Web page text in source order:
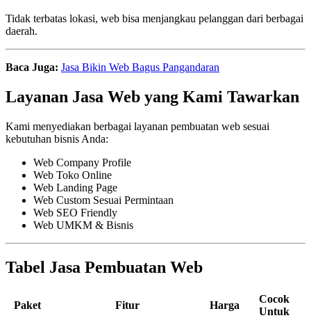
Tidak terbatas lokasi, web bisa menjangkau pelanggan dari berbagai
daerah.
Baca Juga: Jasa Bikin Web Bagus Pangandaran
Layanan Jasa Web yang Kami Tawarkan
Kami menyediakan berbagai layanan pembuatan web sesuai
kebutuhan bisnis Anda:
Web Company Profile
Web Toko Online
Web Landing Page
Web Custom Sesuai Permintaan
Web SEO Friendly
Web UMKM & Bisnis
Tabel Jasa Pembuatan Web
Paket Fitur Harga
Cocok
Untuk